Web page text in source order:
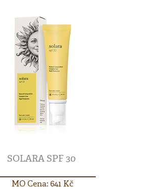
SOLARA SPF 30
MO Cena: 641 Kč